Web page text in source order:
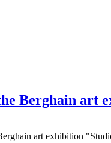
Berghain art
art exhibition